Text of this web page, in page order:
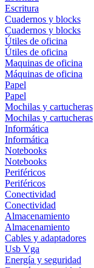
Escritura
Cuadernos y blocks
Cuadernos y blocks
Útiles de oficina
Útiles de oficina
Maquinas de oficina
Máquinas de oficina
Papel
Papel
Mochilas y cartucheras
Mochilas y cartucheras
Informática
Informática
Notebooks
Notebooks
Periféricos
Periféricos
Conectividad
Conectividad
Almacenamiento
Almacenamiento
Cables y adaptadores
Usb Vga
Energía y seguridad